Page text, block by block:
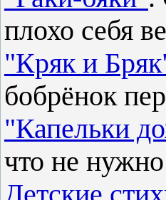
плохо себя
"Кряк и
бобрёнок
"Капельки
что не